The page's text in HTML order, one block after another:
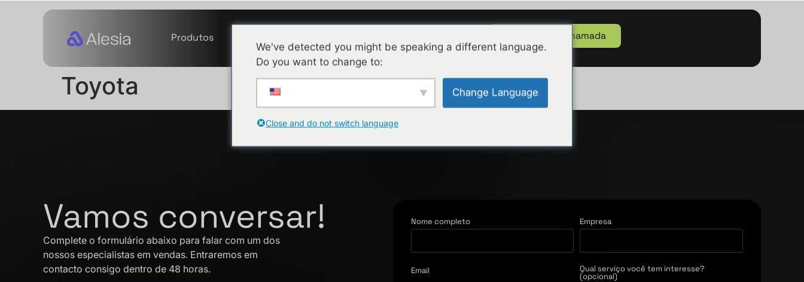
Produtos Agende uma chamada
Toyota
Vamos conversar!
Complete o formulário abaixo para falar com um dos
nossos especialistas em vendas. Entraremos em
contacto consigo dentro de 48 horas.
Nome completo Empresa
Email Qual serviço você tem interesse?
(opcional)
We've detected you might be speaking a different language.
Do you want to change to:
Change Language
Close and do not switch language